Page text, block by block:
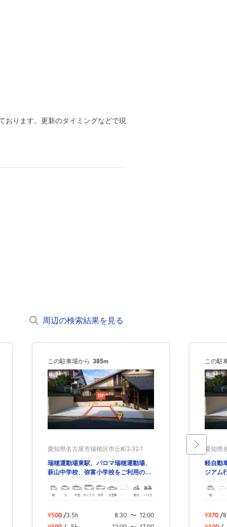
おります。更新のタイミングなどで現
周辺の検索結果を見る
この駐車場から 385m
愛知県名古屋市瑞穂区市丘町2-32-1
瑞穂運動場東駅、パロマ瑞穂運動場、
萩山中学校、弥富小学校をご利用の際
軽 コ 中型 ボックス SUV 大型車 トラック 原付 バイク
¥500 /3.5h 8:30 〜 12:00
この駐
愛知県
軽自動
ジアム
軽
¥870 /